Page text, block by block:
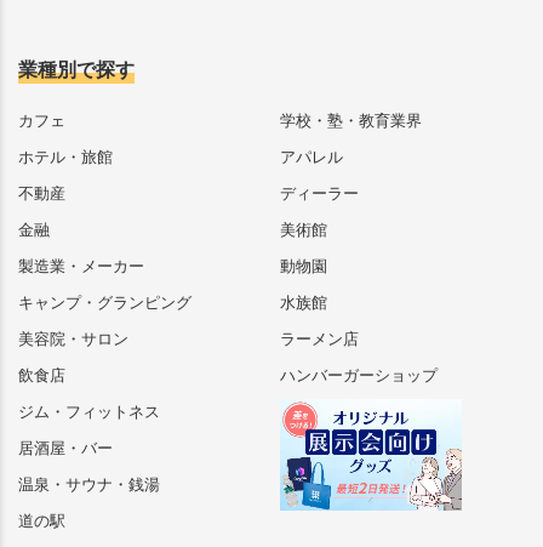
業種別で探す
カフェ
ホテル・旅館
不動産
金融
製造業・メーカー
キャンプ・グランピング
美容院・サロン
飲食店
ジム・フィットネス
居酒屋・バー
温泉・サウナ・銭湯
道の駅
学校・塾・教育業界
アパレル
ディーラー
美術館
動物園
水族館
ラーメン店
ハンバーガーショップ